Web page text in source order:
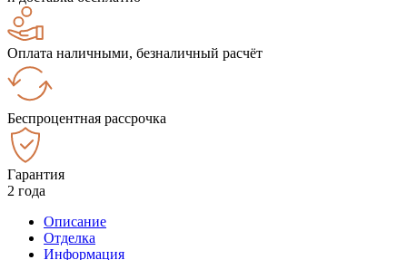
Оплата наличными, безналичный расчёт
Беспроцентная рассрочка
Гарантия
2 года
Описание
Отделка
Информация